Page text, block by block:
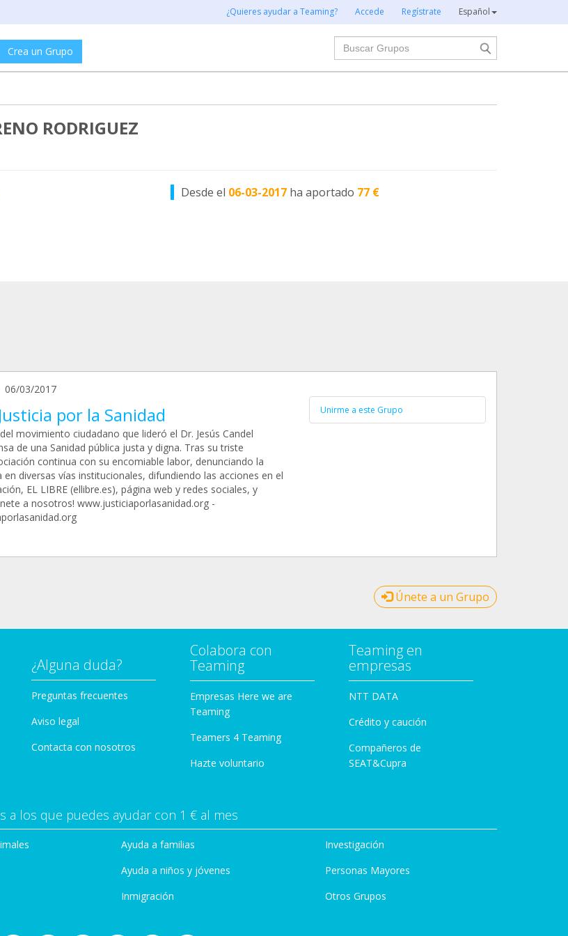
¿Quieres ayudar a Teaming? Accede Regístrate Español
Crea un Grupo
Buscar
RODRIGUEZ
Desde el 06-03-2017 ha aportado 77 €
06/03/2017
por la Sanidad
movimiento ciudadano que lideró el Dr. Jesús Candel
de una Sanidad pública justa y digna. Tras su triste
continua con su encomiable labor, denunciando la
en diversas vías institucionales, difundiendo las acciones en el
EL LIBRE (ellibre.es), página web y redes sociales, y
a nosotros! www.justiciaporlasanidad.org -
Unirme a este Grupo
Únete a un Grupo
¿Alguna duda?
Preguntas frecuentes
Aviso legal
Contacta con nosotros
Colabora con
Teaming
Empresas Here we are
Teaming
Teamers 4 Teaming
Hazte voluntario
Teaming en
empresas
NTT DATA
Crédito y caución
Compañeros de
SEAT&Cupra
a los que puedes ayudar con 1 € al mes
Ayuda a familias
Ayuda a niños y jóvenes
Inmigración
Investigación
Personas Mayores
Otros Grupos